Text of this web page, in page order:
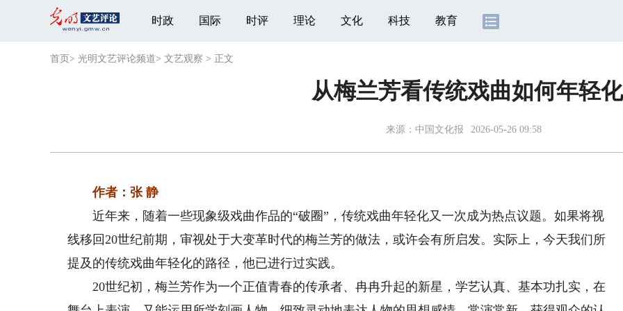
时政 国际 时评 理论 文化 科技 教育
首页 > 光明文艺评论频道> 文艺观察 > 正文
从梅兰芳看传统戏曲如何年轻化
来源： 中国文化报 2026-05-26 09:58
作者：张 静
近年来，随着一些现象级戏曲作品的“破圈”，传统戏曲年轻化又一次成为热点议题。如果将视
线移回20世纪前期，审视处于大变革时代的梅兰芳的做法，或许会有所启发。实际上，今天我们所
提及的传统戏曲年轻化的路径，他已进行过实践。
20世纪初，梅兰芳作为一个正值青春的传承者、冉冉升起的新星，学艺认真、基本功扎实，在